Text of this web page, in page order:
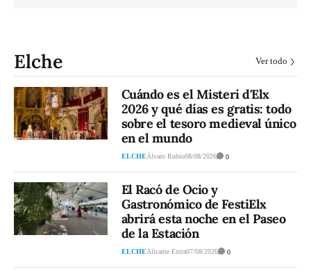
Elche Ver todo
Cuándo es el Misteri d'Elx
2026 y qué días es gratis: todo
sobre el tesoro medieval único
en el mundo
ELCHEÁlvaro Rubio08/08/2026 0
El Racó de Ocio y
Gastronómico de FestiElx
abrirá esta noche en el Paseo
de la Estación
ELCHEAlicante Extra07/08/2026 0